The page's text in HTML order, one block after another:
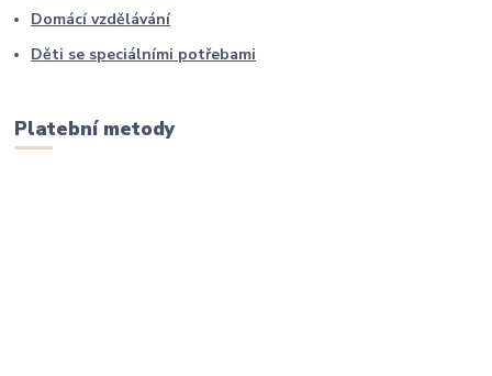
Domácí vzdělávání
Děti se speciálními potřebami
Platební metody